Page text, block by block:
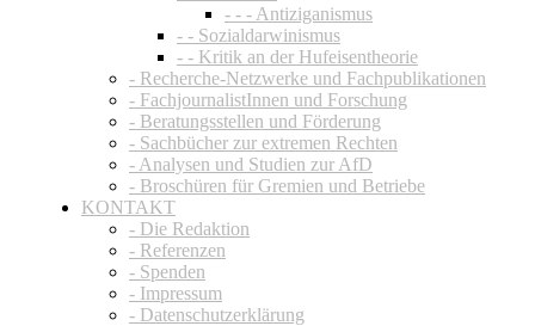
- - - Antiziganismus
- - Sozialdarwinismus
- - Kritik an der Hufeisentheorie
- Recherche-Netzwerke und Fachpublikationen
- FachjournalistInnen und Forschung
- Beratungsstellen und Förderung
- Sachbücher zur extremen Rechten
- Analysen und Studien zur AfD
- Broschüren für Gremien und Betriebe
KONTAKT
- Die Redaktion
- Referenzen
- Spenden
- Impressum
- Datenschutzerklärung